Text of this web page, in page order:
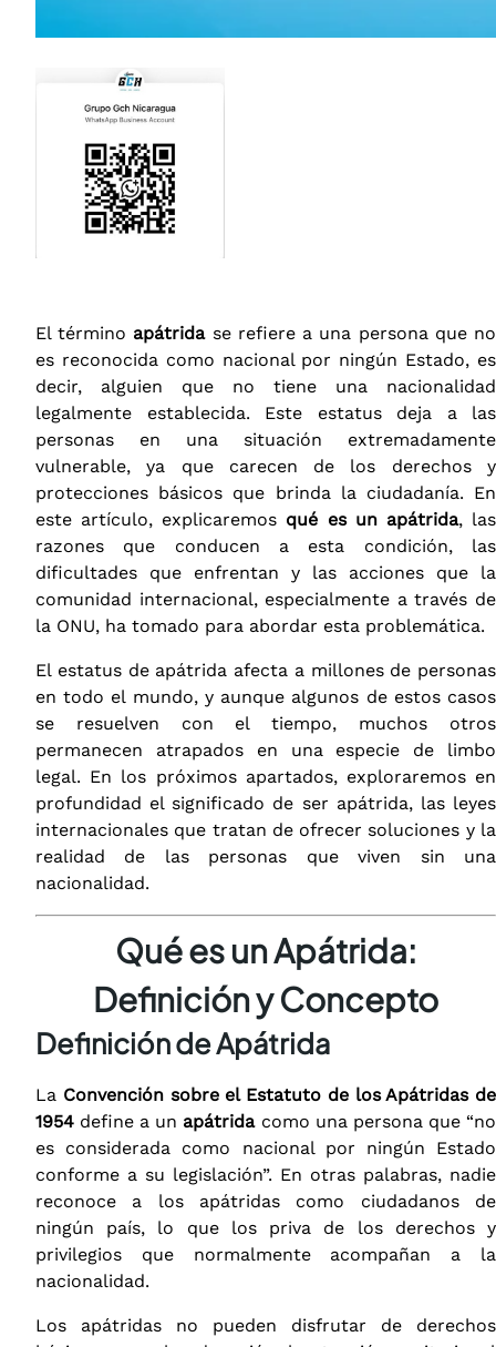
El término apátridase refiere a una persona que no
es reconocida como nacional por ningún Estado, es
decir, alguien que no tiene una nacionalidad
legalmente establecida. Este estatus deja a las
personas en una situación extremadamente
vulnerable, ya que carecen de los derechos y
protecciones básicos que brinda la ciudadanía. En
este artículo, explicaremos qué es un apátrida, las
razones que conducen a esta condición, las
dificultades que enfrentan y las acciones que la
comunidad internacional, especialmente a través de
la ONU, ha tomado para abordar esta problemática.
El estatus de apátrida afecta a millones de personas
en todo el mundo, y aunque algunos de estos casos
se resuelven con el tiempo, muchos otros
permanecen atrapados en una especie de limbo
legal. En los próximos apartados, exploraremos en
profundidad el significado de ser apátrida, las leyes
internacionales que tratan de ofrecer soluciones y la
realidad de las personas que viven sin una
nacionalidad.
Qué es un Apátrida:
Definición y Concepto
Definición de Apátrida
La Convención sobre el Estatuto de los Apátridas de
1954 define a un apátridacomo una persona que “no
es considerada como nacional por ningún Estado
conforme a su legislación”. En otras palabras, nadie
reconoce a los apátridas como ciudadanos de
ningún país, lo que los priva de los derechos y
privilegios que normalmente acompañan a la
nacionalidad.
Los apátridas no pueden disfrutar de derechos